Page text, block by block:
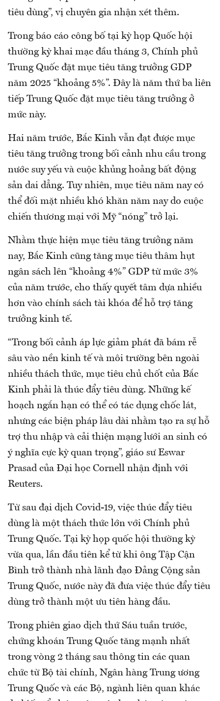
tiêu dùng”, vị chuyên gia nhận xét thêm.
Trong báo cáo công bố tại kỳ họp Quốc hội
thường kỳ khai mạc đầu tháng 3, Chính phủ
Trung Quốc đặt mục tiêu tăng trưởng GDP
năm 2025 “khoảng 5%”. Đây là năm thứ ba liên
tiếp Trung Quốc đặt mục tiêu tăng trưởng ở
mức này.
Hai năm trước, Bắc Kinh vẫn đạt được mục
tiêu tăng trưởng trong bối cảnh nhu cầu trong
nước suy yếu và cuộc khủng hoảng bất động
sản dai dẳng. Tuy nhiên, mục tiêu năm nay có
thể đối mặt nhiều khó khăn năm nay do cuộc
chiến thương mại với Mỹ “nóng” trở lại.
Nhằm thực hiện mục tiêu tăng trưởng năm
nay, Bắc Kinh cũng tăng mục tiêu thâm hụt
ngân sách lên “khoảng 4%” GDP từ mức 3%
của năm trước, cho thấy quyết tâm dựa nhiều
hơn vào chính sách tài khóa để hỗ trợ tăng
trưởng kinh tế.
“Trong bối cảnh áp lực giảm phát đã bám rễ
sâu vào nền kinh tế và môi trường bên ngoài
nhiều thách thức, mục tiêu chủ chốt của Bắc
Kinh phải là thúc đẩy tiêu dùng. Những kế
hoạch ngắn hạn có thể có tác dụng chốc lát,
nhưng các biện pháp lâu dài nhằm tạo ra sự hỗ
trợ thu nhập và cải thiện mạng lưới an sinh có
ý nghĩa cực kỳ quan trọng”, giáo sư Eswar
Prasad của Đại học Cornell nhận định với
Reuters.
Từ sau đại dịch Covid-19, việc thúc đẩy tiêu
dùng là một thách thức lớn với Chính phủ
Trung Quốc. Tại kỳ họp quốc hội thường kỳ
vừa qua, lần đầu tiên kể từ khi ông Tập Cận
Bình trở thành nhà lãnh đạo Đảng Cộng sản
Trung Quốc, nước này đã đưa việc thúc đẩy tiêu
dùng trở thành một ưu tiên hàng đầu.
Trong phiên giao dịch thứ Sáu tuần trước,
chứng khoán Trung Quốc tăng mạnh nhất
trong vòng 2 tháng sau thông tin các quan
chức từ Bộ tài chính, Ngân hàng Trung ương
Trung Quốc và các Bộ, ngành liên quan khác